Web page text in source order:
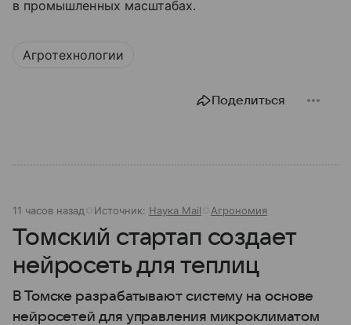
в промышленных масштабах.
Агротехнологии
Поделиться
11 часов назад Источник: Наука Mail Агрономия
Томский стартап создает
нейросеть для теплиц
В Томске разрабатывают систему на основе
нейросетей для управления микроклиматом